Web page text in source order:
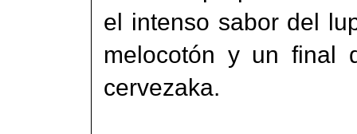
el intenso sabor del
melocotón y un final
cervezaka.